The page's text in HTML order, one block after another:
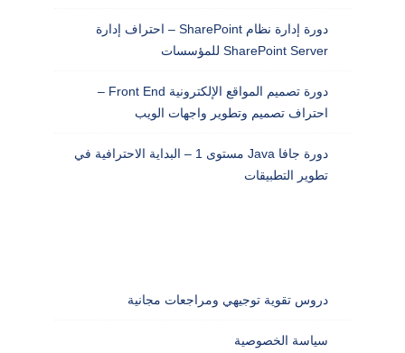
دورة إدارة نظام SharePoint – احتراف إدارة
SharePoint Server للمؤسسات
دورة تصميم المواقع الإلكترونية Front End –
احتراف تصميم وتطوير واجهات الويب
دورة جافا Java مستوى 1 – البداية الاحترافية في
تطوير التطبيقات
دروس تقوية توجيهي ومراجعات مجانية
سياسة الخصوصية